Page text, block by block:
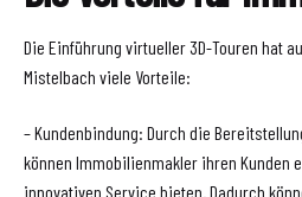
Die Einführung virtueller 3D-Touren hat
Mistelbach viele Vorteile:
– Kundenbindung: Durch die
können Immobilienmakler ihren Kunden
innovativen Service bieten. Dadurch